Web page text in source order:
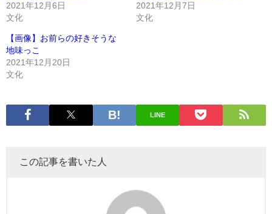
2021年12月6日
文化
2021年12月7日
文化
【画像】お前らの好きそうな
地味っこ
2021年12月20日
文化
LINE
この記事を書いた人